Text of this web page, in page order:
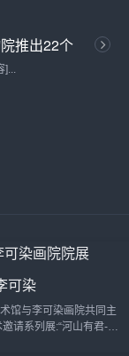
委员会委员...
推出22个
]...
可染
馆与李可染画院共同主
请系列展:“河山有君--